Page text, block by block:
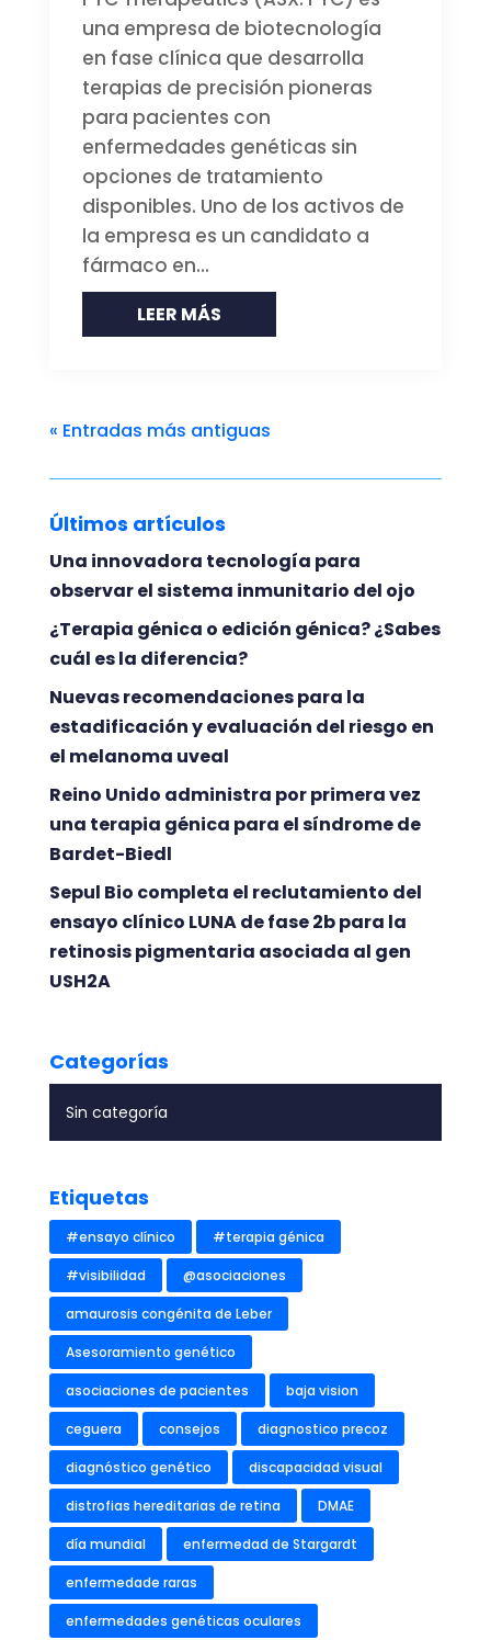
una empresa de biotecnología
en fase clínica que desarrolla
terapias de precisión pioneras
para pacientes con
enfermedades genéticas sin
opciones de tratamiento
disponibles. Uno de los activos de
la empresa es un candidato a
fármaco en...
LEER MÁS
« Entradas más antiguas
Últimos artículos
Una innovadora tecnología para
observar el sistema inmunitario del ojo
¿Terapia génica o edición génica? ¿Sabes
cuál es la diferencia?
Nuevas recomendaciones para la
estadificación y evaluación del riesgo en
el melanoma uveal
Reino Unido administra por primera vez
una terapia génica para el síndrome de
Bardet-Biedl
Sepul Bio completa el reclutamiento del
ensayo clínico LUNA de fase 2b para la
retinosis pigmentaria asociada al gen
USH2A
Categorías
Etiquetas
#ensayo clínico #terapia génica
#visibilidad @asociaciones
amaurosis congénita de Leber
Asesoramiento genético
asociaciones de pacientes baja vision
ceguera consejos diagnostico precoz
diagnóstico genético discapacidad visual
distrofias hereditarias de retina DMAE
día mundial enfermedad de Stargardt
enfermedade raras
enfermedades genéticas oculares